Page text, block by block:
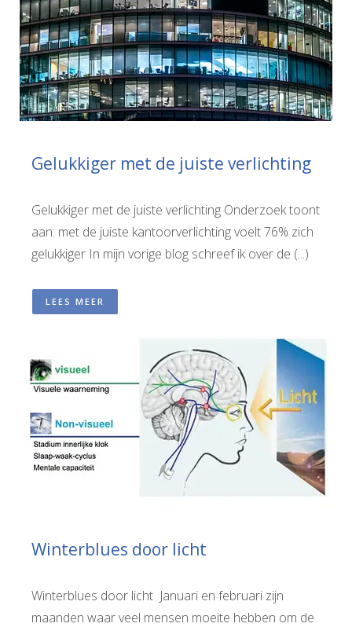
Gelukkiger met de juiste verlichting
Gelukkiger met de juiste verlichting Onderzoek toont
aan: met de juiste kantoorverlichting voelt 76% zich
gelukkiger In mijn vorige blog schreef ik over de (...)
LEES MEER
Winterblues door licht
Winterblues door licht Januari en februari zijn
maanden waar veel mensen moeite hebben om de